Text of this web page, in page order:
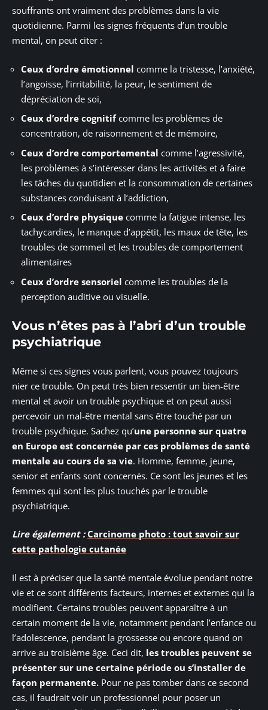
souffrants ont vraiment des problèmes dans la vie
quotidienne. Parmi les signes fréquents d’un trouble
mental, on peut citer :
Ceux d’ordre émotionnel comme la tristesse, l’anxiété,
l’angoisse, l’irritabilité, la peur, le sentiment de
dépréciation de soi,
Ceux d’ordre cognitifcomme les problèmes de
concentration, de raisonnement et de mémoire,
Ceux d’ordre comportemental comme l’agressivité,
les problèmes à s’intéresser dans les activités et à faire
les tâches du quotidien et la consommation de certaines
substances conduisant à l’addiction,
Ceux d’ordre physique comme la fatigue intense, les
tachycardies, le manque d’appétit, les maux de tête, les
troubles de sommeil et les troubles de comportement
alimentaires
Ceux d’ordre sensoriel comme les troubles de la
perception auditive ou visuelle.
Vous n’êtes pas à l’abri d’un trouble
psychiatrique
Même si ces signes vous parlent, vous pouvez toujours
nier ce trouble. On peut très bien ressentir un bien-être
mental et avoir un trouble psychique et on peut aussi
percevoir un mal-être mental sans être touché par un
trouble psychique. Sachez qu’une personne sur quatre
en Europe est concernée par ces problèmes de santé
mentale au cours de sa vie. Homme, femme, jeune,
senior et enfants sont concernés. Ce sont les jeunes et les
femmes qui sont les plus touchés par le trouble
psychiatrique.
Lire également : Carcinome photo : tout savoir sur
cette pathologie cutanée
Il est à préciser que la santé mentale évolue pendant notre
vie et ce sont différents facteurs, internes et externes qui la
modifient. Certains troubles peuvent apparaître à un
certain moment de la vie, notamment pendant l’enfance ou
l’adolescence, pendant la grossesse ou encore quand on
arrive au troisième âge. Ceci dit, les troubles peuvent se
présenter sur une certaine période ou s’installer de
façon permanente. Pour ne pas tomber dans ce second
cas, il faudrait voir un professionnel pour poser un